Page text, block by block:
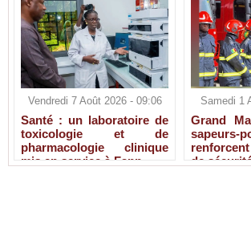
Vendredi 7 Août 2026 - 09:06
Santé : un laboratoire de
toxicologie et de
pharmacologie clinique
mis en service à Fann
Samedi 1
Grand
sapeurs-
de